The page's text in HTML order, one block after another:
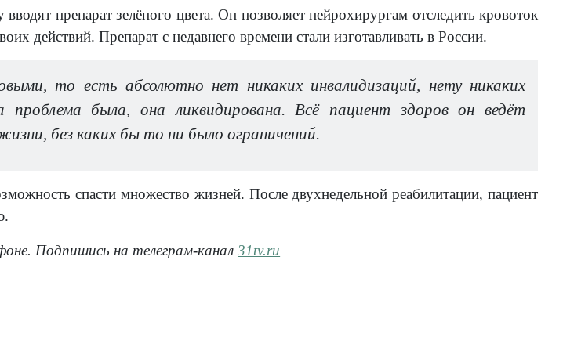
препарат зелёного цвета. Он позволяет нейрохирургам отследить кровоток
действий. Препарат с недавнего времени стали изготавливать в России.
то есть абсолютно нет никаких инвалидизаций, нету никаких
была, она ликвидирована. Всё пациент здоров он ведёт
без каких бы то ни было ограничений.
спасти множество жизней. После двухнедельной реабилитации, пациент
Подпишись на телеграм-канал31tv.ru